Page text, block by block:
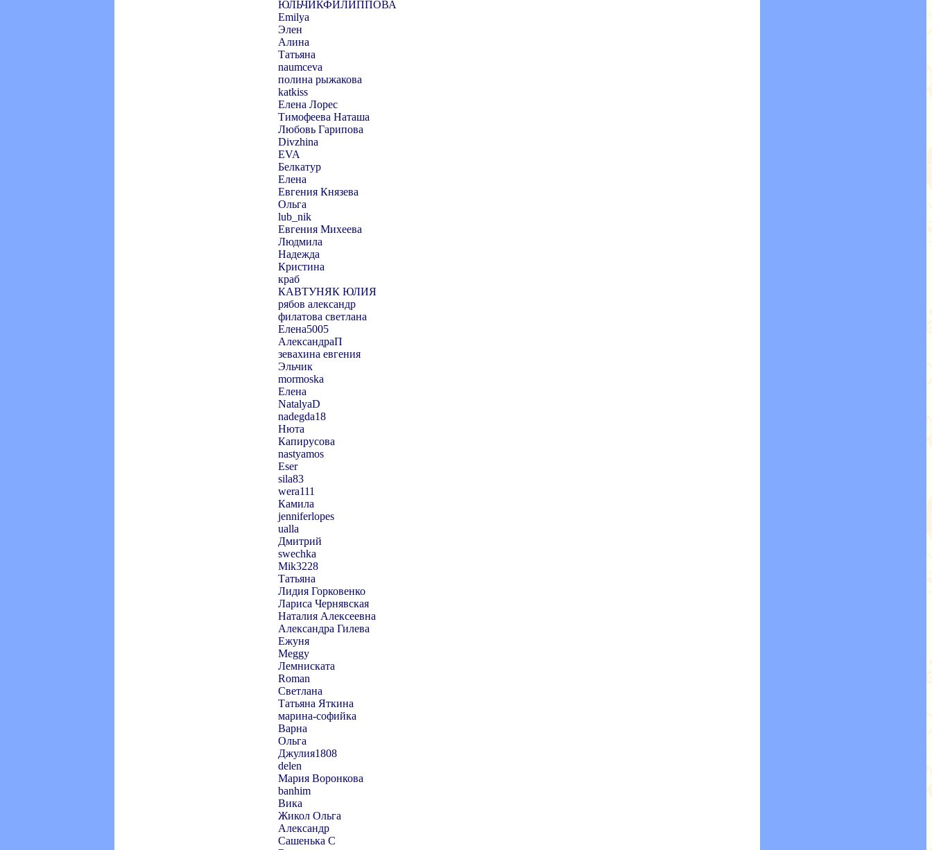
ЮЛЬЧИКФИЛИППОВА
Emilya
Элен
Алина
Татьяна
naumceva
полина рыжакова
katkiss
Елена Лорес
Тимофеева Наташа
Любовь Гарипова
Divzhina
EVA
Белкатур
Елена
Евгения Князева
Ольга
lub_nik
Евгения Михеева
Людмила
Надежда
Кристина
краб
КАВТУНЯК ЮЛИЯ
рябов александр
филатова светлана
Елена5005
АлександраП
зевахина евгения
Эльчик
mormoska
Елена
NatalyaD
nadegda18
Нюта
Капирусова
nastyamos
Eser
sila83
wera111
Камила
jenniferlopes
ualla
Дмитрий
swechka
Mik3228
Татьяна
Лидия Горковенко
Лариса Чернявская
Наталия Алексеевна
Александра Гилева
Ежуня
Meggy
Лемниската
Roman
Светлана
Татьяна Яткина
марина-софийка
Варна
Ольга
Джулия1808
delen
Мария Воронкова
banhim
Вика
Жикол Ольга
Александр
Сашенька С